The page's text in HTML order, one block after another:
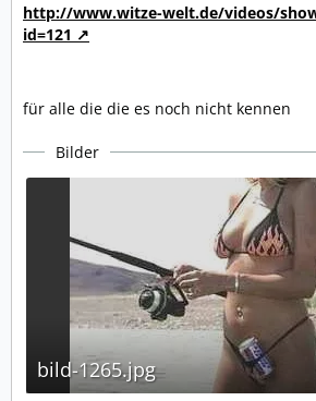
http://www.witze-welt.de/videos/
id=121
für alle die die es noch nicht kennen
Bilder
bild-1265.jpg